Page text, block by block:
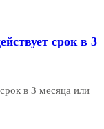
срок в 3
в 3 месяца или